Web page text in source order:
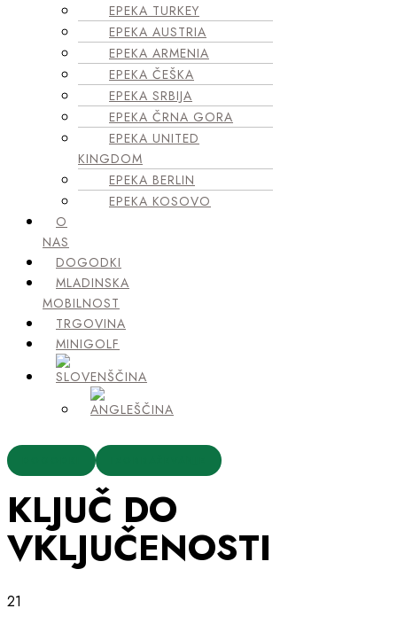
EPEKA TURKEY
EPEKA AUSTRIA
EPEKA ARMENIA
EPEKA ČEŠKA
EPEKA SRBIJA
EPEKA ČRNA GORA
EPEKA UNITED
KINGDOM
EPEKA BERLIN
EPEKA KOSOVO
O
NAS
DOGODKI
MLADINSKA
MOBILNOST
TRGOVINA
MINIGOLF
KLJUČ DO
VKLJUČENOSTI
21